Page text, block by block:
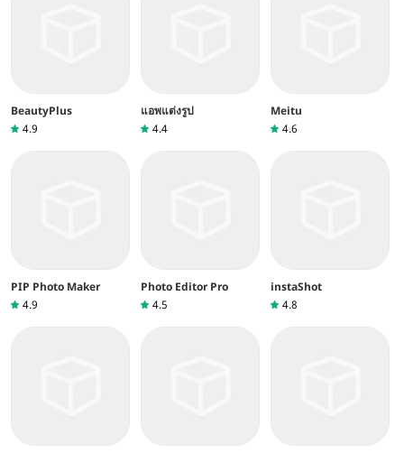
BeautyPlus
4.9
แอพแต่งรูป
4.4
Meitu
4.6
PIP Photo Maker
4.9
Photo Editor Pro
4.5
instaShot
4.8